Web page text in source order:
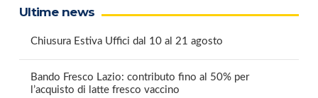
Ultime news
Chiusura Estiva Uffici dal 10 al 21 agosto
Bando Fresco Lazio: contributo fino al 50% per
l’acquisto di latte fresco vaccino